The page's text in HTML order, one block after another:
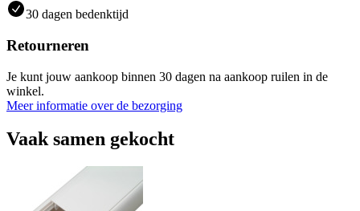
30 dagen bedenktijd
Retourneren
Je kunt jouw aankoop binnen 30 dagen na aankoop ruilen in de
winkel.
Meer informatie over de bezorging
Vaak samen gekocht